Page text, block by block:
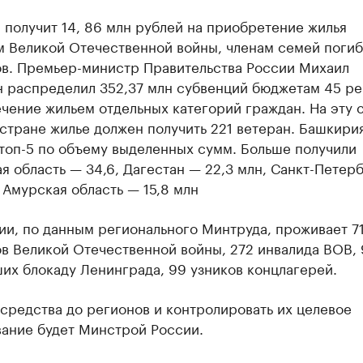
14, 86 млн рублей на приобретение жилья
Великой Отечественной войны, членам семей
Премьер-министр Правительства России Михаил
352,37 млн субвенций бюджетам 45
жильем отдельных категорий граждан. На эту
жилье должен получить 221 ветеран.
5 по объему выделенных сумм. Больше получили
область — 34,6, Дагестан — 22,3 млн, Санкт-
область — 15,8 млн
по данным регионального Минтруда, проживает
Великой Отечественной войны, 272 инвалида
блокаду Ленинграда, 99 узников концлагерей.
до регионов и контролировать их целевое
будет Минстрой России.